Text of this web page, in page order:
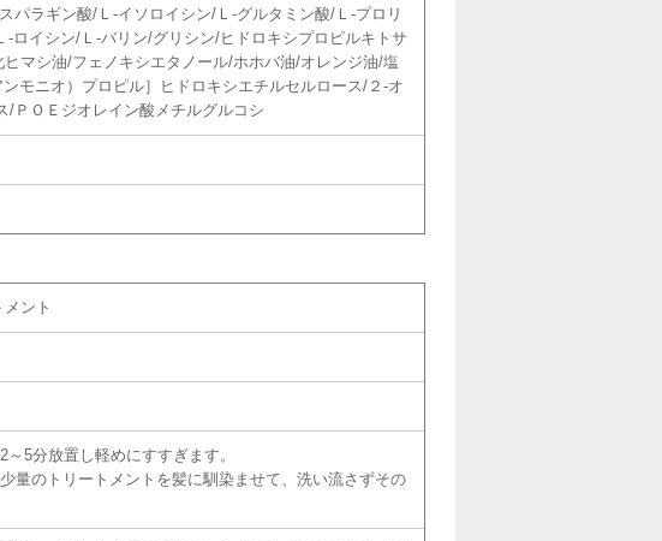
パラギン酸/Ｌ-イソロイシン/Ｌ-グルタミン酸/Ｌ-プロリ
ロイシン/Ｌ-バリン/グリシン/ヒドロキシプロピルキトサ
マシ油/フェノキシエタノール/ホホバ油/オレンジ油/塩
モニオ）プロピル］ヒドロキシエチルセルロース/２-オ
/ＰＯＥジオレイン酸メチルグルコシ
ント
5分放置し軽めにすすぎます。
量のトリートメントを髪に馴染ませて、洗い流さずその